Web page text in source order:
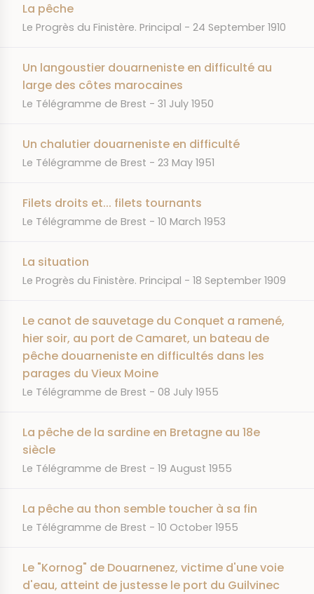
La pêche
JOURNAL
Le Progrès du Finistère. Principal DATE
24 September 1910
Un langoustier douarneniste en difficulté au
large des côtes marocaines
JOURNAL
Le Télégramme de Brest DATE
31 July 1950
Un chalutier douarneniste en difficulté
JOURNAL
Le Télégramme de Brest DATE
23 May 1951
Filets droits et... filets tournants
JOURNAL
Le Télégramme de Brest DATE
10 March 1953
La situation
JOURNAL
Le Progrès du Finistère. Principal DATE
18 September 1909
Le canot de sauvetage du Conquet a ramené,
hier soir, au port de Camaret, un bateau de
pêche douarneniste en difficultés dans les
parages du Vieux Moine
JOURNAL
Le Télégramme de Brest DATE
08 July 1955
La pêche de la sardine en Bretagne au 18e
siècle
JOURNAL
Le Télégramme de Brest DATE
19 August 1955
La pêche au thon semble toucher à sa fin
JOURNAL
Le Télégramme de Brest DATE
10 October 1955
Le "Kornog" de Douarnenez, victime d'une voie
d'eau, atteint de justesse le port du Guilvinec